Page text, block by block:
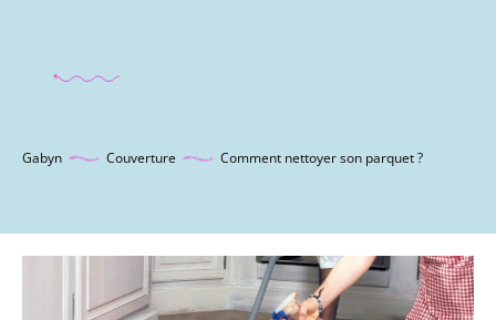
Gabyn Couverture Comment nettoyer son parquet ?